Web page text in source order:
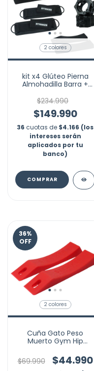
2 colores
kit x4 Glúteo Pierna
Almohadilla Barra +
Tobilleras + par cuñas
discos
$234.990
$149.990
36 cuotas de $4.166 (los
intereses serán
aplicados por tu
banco)
COMPRAR
36%
OFF
2 colores
Cuña Gato Peso
Muerto Gym Hip
Powerlift
$69.990 $44.990